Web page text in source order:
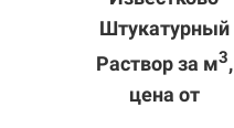
Штукатурный
Раствор за м3,
цена от